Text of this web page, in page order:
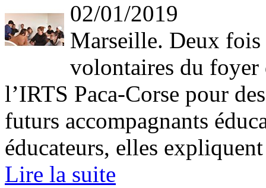
02/01/2019
Marseille. Deux fois
volontaires du foyer
l’IRTS Paca-Corse pour
futurs accompagnants
éducateurs, elles
Lire la suite